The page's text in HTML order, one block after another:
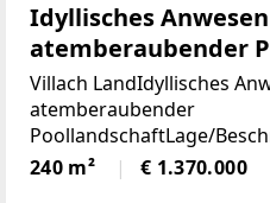
Idyllisches
atemberaubender
Villach LandIdyllisches
atemberaubender
PoollandschaftLage/
Lage von Feffernitz
außergewöhnliche
240 m² € 1.370.000